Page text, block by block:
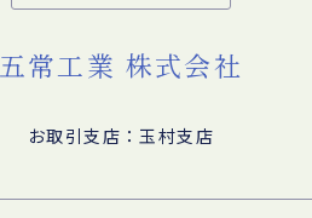
五常工業 株式会社
お取引支店：玉村支店